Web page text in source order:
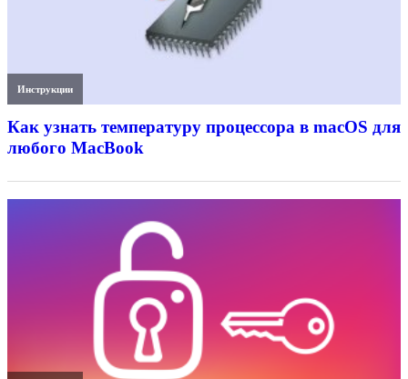
Инструкции
Как узнать температуру процессора в macOS для
любого MacBook